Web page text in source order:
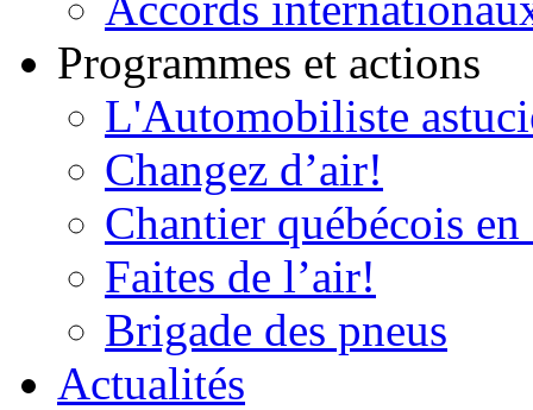
Programmes et actions
L'Automobiliste
Changez d’air!
Chantier québécois
Faites de l’air!
Brigade des pneus
Actualités